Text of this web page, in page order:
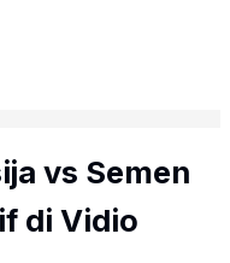
vs Semen
di Vidio